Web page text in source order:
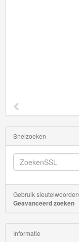
HW
Fast
Transit
HW
First
Response
HW
Flames
Snelzoeken
Gebruik
Geavanceerd zoeken
Informatie